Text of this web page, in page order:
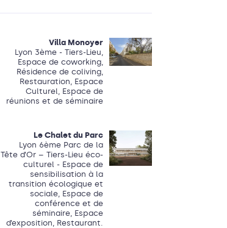
Villa Monoyer
Lyon 3ème - Tiers-Lieu,
Espace de coworking,
Résidence de coliving,
Restauration, Espace
Culturel, Espace de
réunions et de séminaire
Le Chalet du Parc
Lyon 6ème Parc de la
Tête d’Or – Tiers-Lieu éco-
culturel - Espace de
sensibilisation à la
transition écologique et
sociale, Espace de
conférence et de
séminaire, Espace
d’exposition, Restaurant.